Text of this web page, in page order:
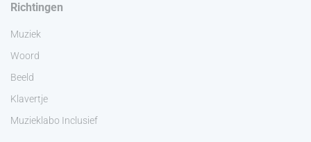
Richtingen
Muziek
Woord
Beeld
Klavertje
Muzieklabo Inclusief